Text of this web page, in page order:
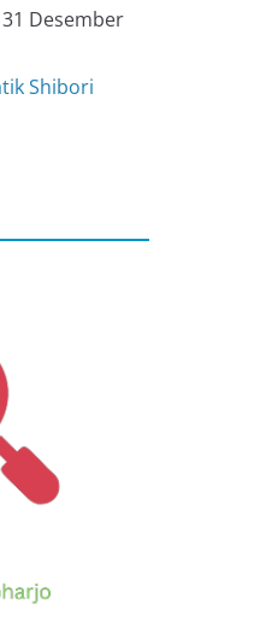
Desember
Shibori